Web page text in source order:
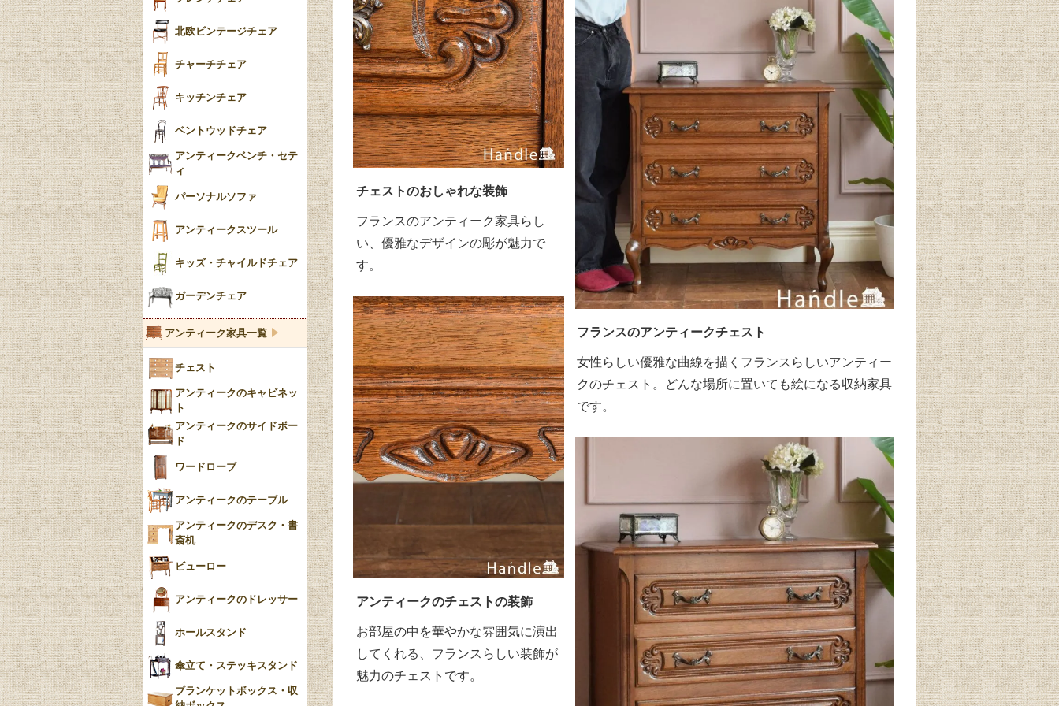
チェストのおしゃれな装飾
フランスのアンティーク家具らし
い、優雅なデザインの彫が魅力で
す。
アンティークのチェストの装飾
お部屋の中を華やかな雰囲気に演出
してくれる、フランスらしい装飾が
魅力のチェストです。
フランスのアンティークチェスト
女性らしい優雅な曲線を描くフランスらしいアンティー
クのチェスト。どんな場所に置いても絵になる収納家具
です。
ー
ミラー
花瓶おしゃれ
陶器の人形
キャンドルホルダー
トライポッド
バラスター
陶磁器の模様一覧
イマリ（IMARI）
ブルー＆ホワイト
ブルーウィローパターン
Blue）
YUAN
チンツ
クリノリン
北欧ビンテージチェア
チャーチチェア
キッチンチェア
ベントウッドチェア
アンティークベンチ・セテ
ィ
パーソナルソファ
アンティークスツール
キッズ・チャイルドチェア
ガーデンチェア
アンティーク家具一覧
チェスト
アンティークのキャビネッ
ト
アンティークのサイドボー
ド
ワードローブ
アンティークのテーブル
アンティークのデスク・書
斎机
ビューロー
アンティークのドレッサー
ホールスタンド
傘立て・ステッキスタンド
ブランケットボックス・収